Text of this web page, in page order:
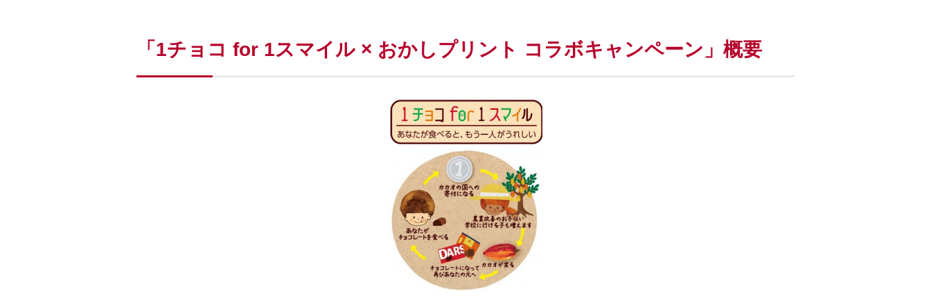
「1チョコ for 1スマイル × おかしプリント コラボキャンペーン」概要